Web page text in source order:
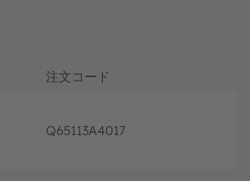
注文コード
Q65113A4017